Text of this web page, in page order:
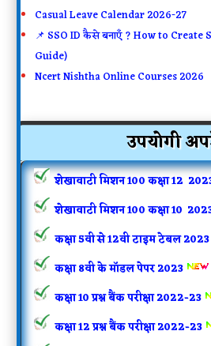
Casual Leave Calendar 2026-27
📌 SSO ID कैसे बनाएँ ? How to Create
Guide)
Ncert Nishtha Online Courses 2026
उपयोगी
शेखावाटी मिशन 100 कक्षा 12
शेखावाटी मिशन 100 कक्षा 10
कक्षा 5वी से 12वी टाइम टेबल 2023
कक्षा 8वी के मॉडल पेपर 2023
कक्षा 10 प्रश्न बैंक परीक्षा 2022-23
कक्षा 12 प्रश्न बैंक परीक्षा 2022-23